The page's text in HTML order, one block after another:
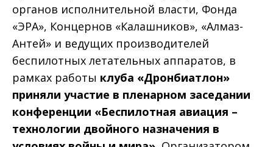
органов исполнительной власти, Фонда
«ЭРА», Концернов «Калашников», «Алмаз-
Антей» и ведущих производителей
беспилотных летательных аппаратов, в
рамках работы клуба «Дронбиатлон»
приняли участие в пленарном заседании
конференции «Беспилотная авиация –
технологии двойного назначения в